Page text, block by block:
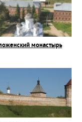
монастырь